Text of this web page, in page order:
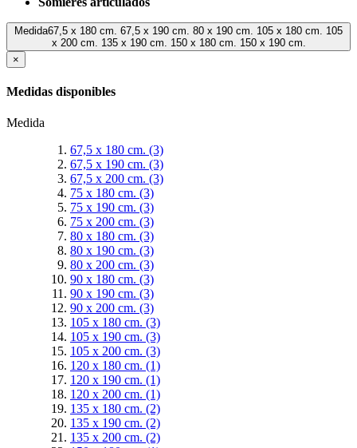
Medida67,5 x 180 cm. 67,5 x 190 cm. 80 x 190 cm. 105 x 180 cm. 105
x 200 cm. 135 x 190 cm. 150 x 180 cm. 150 x 190 cm.
×
Medidas disponibles
Medida
67,5 x 180 cm. (3)
67,5 x 190 cm. (3)
67,5 x 200 cm. (3)
75 x 180 cm. (3)
75 x 190 cm. (3)
75 x 200 cm. (3)
80 x 180 cm. (3)
80 x 190 cm. (3)
80 x 200 cm. (3)
90 x 180 cm. (3)
90 x 190 cm. (3)
90 x 200 cm. (3)
105 x 180 cm. (3)
105 x 190 cm. (3)
105 x 200 cm. (3)
120 x 180 cm. (1)
120 x 190 cm. (1)
120 x 200 cm. (1)
135 x 180 cm. (2)
135 x 190 cm. (2)
135 x 200 cm. (2)